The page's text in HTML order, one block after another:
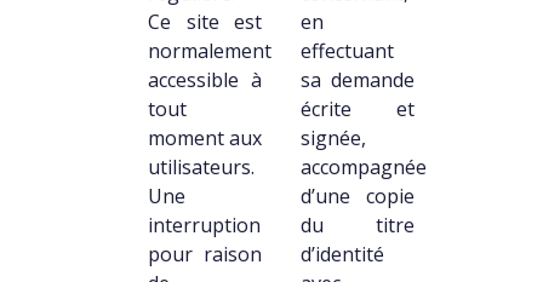
Ce site est
normalement
accessible à
tout
moment aux
utilisateurs.
Une
interruption
pour raison
en
effectuant
sa demande
écrite et
signée,
accompagnée
d’une copie
du titre
d’identité